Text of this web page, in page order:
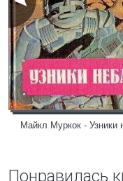
Майкл Муркок - Узники
Понравилась